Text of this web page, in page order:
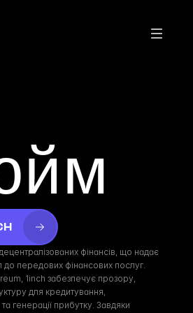
фінансів, що надає
до передових фінансових послуг.
1inch забезпечує прозору,
для кредитування,
генерації прибутку. Завдяки